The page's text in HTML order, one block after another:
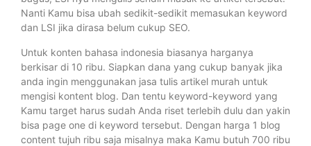
Nanti Kamu bisa ubah sedikit-sedikit memasukan keyword
dan LSI jika dirasa belum cukup SEO.
Untuk konten bahasa indonesia biasanya harganya
berkisar di 10 ribu. Siapkan dana yang cukup banyak jika
anda ingin menggunakan jasa tulis artikel murah untuk
mengisi kontent blog. Dan tentu keyword-keyword yang
Kamu target harus sudah Anda riset terlebih dulu dan yakin
bisa page one di keyword tersebut. Dengan harga 1 blog
content tujuh ribu saja misalnya maka Kamu butuh 700 ribu